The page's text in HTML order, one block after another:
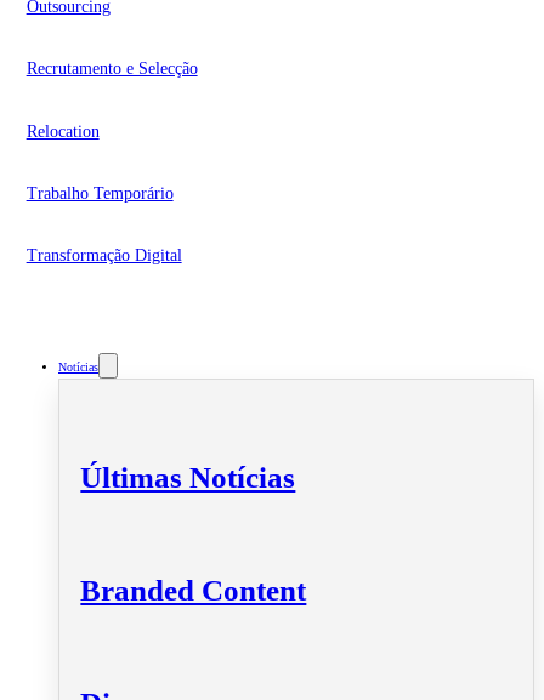
Outsourcing
Recrutamento e Selecção
Relocation
Trabalho Temporário
Transformação Digital
Notícias
Últimas Notícias
Branded Content